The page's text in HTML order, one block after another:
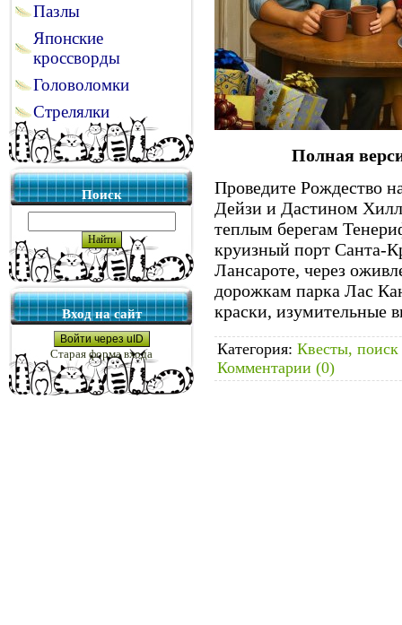
Пазлы
Японские
кроссворды
Головоломки
Стрелялки
Поиск
Вход на сайт
Войти через uID
Старая форма входа
Полная
Проведите Рождество
Дейзи и Дастином
теплым берегам
круизный порт Санта-
Лансароте, через
дорожкам парка Лас
краски, изумительные
Категория: Квесты, поиск
Комментарии (0)